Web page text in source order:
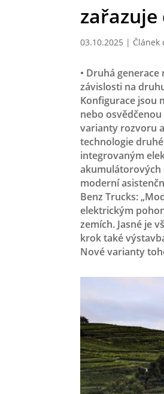
03.10.2025 | Článek
• Druhá
závislosti na
Konfigurace jsou
nebo
varianty rozvoru
technologie
integrovaným
akumulátorových
moderní
Benz Trucks:
elektrickým
zemích. Jasné je
krok také
Nové varianty